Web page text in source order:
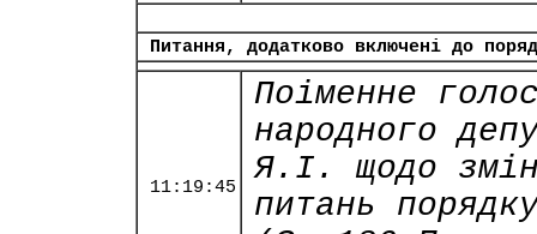
Питання, додатково включені до
11:19:45
Поіменне
народного
Я.І. щодо
питань